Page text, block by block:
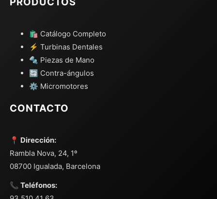
🛍️ Catálogo Completo
⚡ Turbinas Dentales
🔩 Piezas de Mano
🔄 Contra-ángulos
⚙️ Micromotores
CONTACTO
📍 Dirección:
Rambla Nova, 24, 1º
08700 Igualada, Barcelona
📞 Teléfonos: